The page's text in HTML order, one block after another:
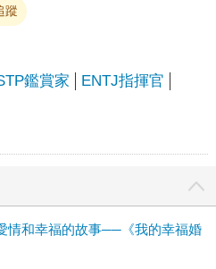
蹤
鑑賞家 ENTJ指揮官
情和幸福的故事──《我的幸福婚